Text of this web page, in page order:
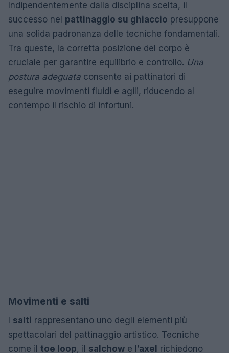
Indipendentemente dalla disciplina scelta, il
successo nel pattinaggio su ghiaccio presuppone
una solida padronanza delle tecniche fondamentali.
Tra queste, la corretta posizione del corpo è
cruciale per garantire equilibrio e controllo. Una
postura adeguata consente ai pattinatori di
eseguire movimenti fluidi e agili, riducendo al
contempo il rischio di infortuni.
Movimenti e salti
I salti rappresentano uno degli elementi più
spettacolari del pattinaggio artistico. Tecniche
come il toe loop, il salchow e l’axel richiedono